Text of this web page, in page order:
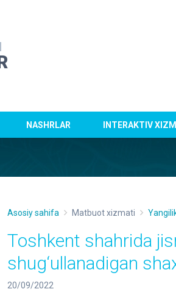
NASHRLAR INTERAKTIV
Asosiy sahifa Matbuot xizmati
Toshkent shahrida
shug‘ullanadigan
20/09/2022